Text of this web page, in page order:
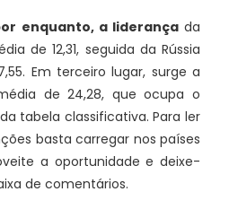
enquanto, a liderançada
de 12,31, seguida da Rússia
Em terceiro lugar, surge a
de 24,28, que ocupa o
tabela classificativa. Para ler
basta carregar nos países
a oportunidade e deixe-
de comentários.